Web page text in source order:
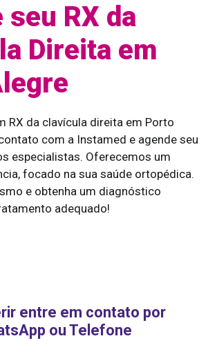
seu RX da
Direita em
RX da clavícula direita em Porto
com a Instamed e agende seu
especialistas. Oferecemos um
focado na sua saúde ortopédica.
e obtenha um diagnóstico
adequado!
entre em contato por
ou Telefone